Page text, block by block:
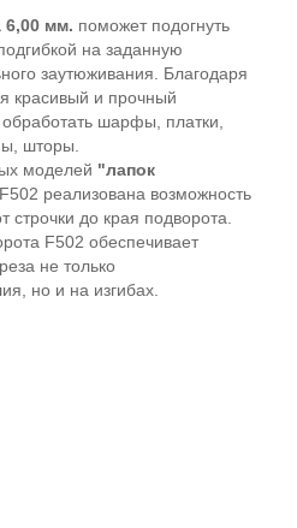
6,00 мм. поможет подогнуть
на заданную
заутюживания. Благодаря
красивый и прочный
шарфы, платки,
шторы.
моделей "лапок
реализована возможность
строчки до края подворота.
F502 обеспечивает
не только
но и на изгибах.